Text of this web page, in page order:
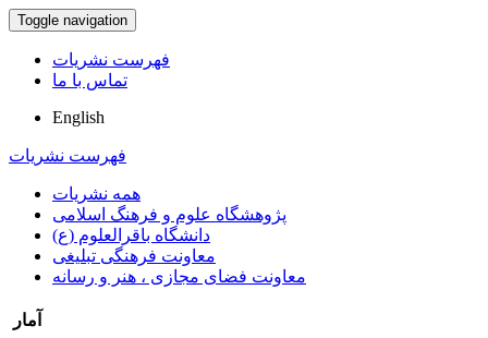
Toggle navigation
فهرست نشریات
تماس با ما
English
فهرست نشریات
همه نشریات
پژوهشگاه علوم و فرهنگ اسلامی
دانشگاه باقرالعلوم (ع)
معاونت فرهنگی تبلیغی
معاونت فضای مجازی ، هنر و رسانه
آمار